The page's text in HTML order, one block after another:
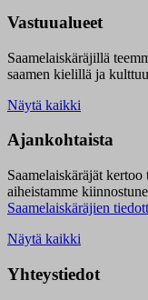
Vastuualueet
Saamelaiskäräjillä t
saamen kielillä ja
Näytä kaikki
Ajankohtaista
Saamelaiskäräjät
aiheistamme
Saamelaiskäräjien
Näytä kaikki
Yhteystiedot